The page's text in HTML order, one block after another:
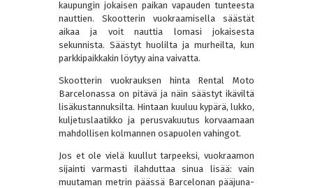
kaupungin jokaisen paikan vapauden tunteesta
nauttien. Skootterin vuokraamisella säästät
aikaa ja voit nauttia lomasi jokaisesta
sekunnista. Säästyt huolilta ja murheilta, kun
parkkipaikkakin löytyy aina vaivatta.
Skootterin vuokrauksen hinta Rental Moto
Barcelonassa on pitävä ja näin säästyt ikäviltä
lisäkustannuksilta. Hintaan kuuluu kypärä, lukko,
kuljetuslaatikko ja perusvakuutus korvaamaan
mahdollisen kolmannen osapuolen vahingot.
Jos et ole vielä kuullut tarpeeksi, vuokraamon
sijainti varmasti ilahduttaa sinua lisää: vain
muutaman metrin päässä Barcelonan pääjuna-